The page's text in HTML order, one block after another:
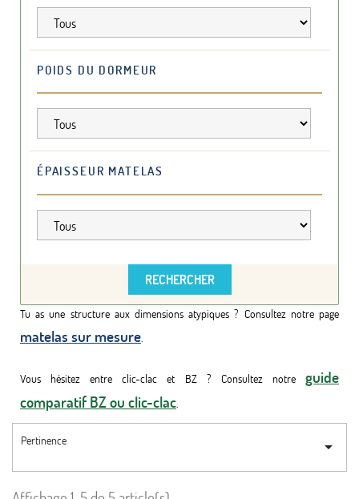
POIDS DU DORMEUR
ÉPAISSEUR MATELAS
Tu as une structure aux dimensions atypiques ? Consultez notre page
matelas sur mesure.
Vous hésitez entre clic-clac et BZ ? Consultez notre guide
comparatif BZ ou clic-clac.
Pertinence 